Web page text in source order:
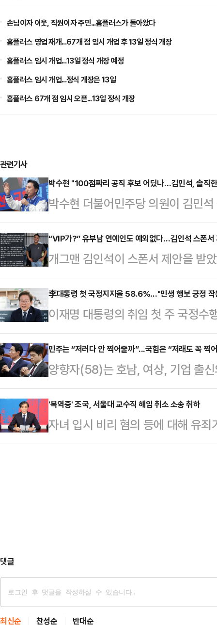
손님이자 이웃, 직원이자 주민...홈플러스가 돌아왔다
홈플러스 영업 재개...67개 점 임시 개업 후 13일 정식 개장
홈플러스 임시 개업...13일 정식 개장 예정
홈플러스 임시 개업...정식 개장은 13일
홈플러스 67개 점 임시 오픈...13일 정식 개장
관련기사
박수현 "100점짜리 공직 후보 어딨나…김민석, 솔직
박수현 더불어민주당 의원이 김민
앞두고 불거진 불법정치자금 제공
'아빠 찬스', 중국 칭화대 석사학위
100점짜리 공직 후보자가 있다고
은 16일 YTN라디오 '뉴스파이팅'
솔직하게, 객관적으로 국민에게 (
다"며 "(인사청문회를) 그렇게 했을
확하게 이야기를…
“VIP가?” 유부남 연예인도 예외없다…김인석 스폰서
개그맨 김인석이 스폰서 제안을 받
난 14일 자신의 소셜미디어(SNS)
하신다고요? 제대로 보고 오신 거
시지)을 공개했다.공개된 메시지에
이전시로, 고액의 스폰서를 필요로
전문 에이전트’라는 소개 글이 담
에게 호감을 가지셔서 연락을 드리
자 하는데,…
李대통령 첫 국정지지율 58.6%…"민생 행보 긍정
이재명 대통령의 취임 첫 주 국정
론조사 결과가 나왔다.16일 리얼
일 무선 100% ARS 방식으로 조사
국정수행 지지도에 대해 응답자
답했다. '잘 모름'이라고 답한 응답
2900선 돌파 등 경제 지표 개선 기
체 간담회 등 대외 경제 행보, 추경
민주는 “저러다 안 찍어줄까”...국힘은 “저래도 꼭 찍
양향자(58)는 호남, 여상, 기업 출
이력에 하나 더 추가할, 다른 유력
다. 현재 대한민국에서 조국당만 빼
이준석의 개혁신당을 전후에 몸담
하는 두 당의 차이를 그녀는 이렇게
'복역중' 조국, 서울대 교수직 해임 취소 소송 취하
자녀 입시 비리 혐의 등에 대해 유
신당 대표가 서울대학교의 교수직
댓글
최신순 찬성순 반대순